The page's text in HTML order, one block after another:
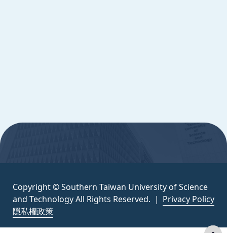
Copyright © Southern Taiwan University of Science
and Technology All Rights Reserved. ｜ Privacy Policy
隱私權政策